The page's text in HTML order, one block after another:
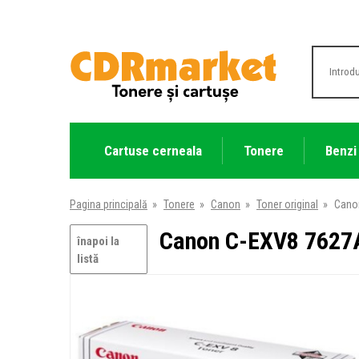
Cartuse cerneala Tonere
Pagina principală » Tonere » Canon » Toner original »
înapoi la
listă
Canon C-EXV8